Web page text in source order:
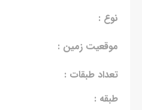
نوع :
موقعیت زمین :
تعداد طبقات :
طبقه :